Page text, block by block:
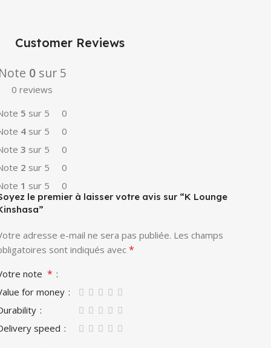
Customer Reviews
0sur 5
0 reviews
5 sur 5
0
4 sur 5
0
3 sur 5
0
2 sur 5
0
1 sur 5 0
le premier à laisser votre avis sur “K Lounge
adresse e-mail ne sera pas publiée. Les champs
sont indiqués avec *
note *
for money
speed